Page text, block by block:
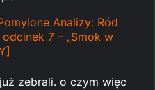
Analizy: Ród
7 – „Smok w
zebrali. o czym więc